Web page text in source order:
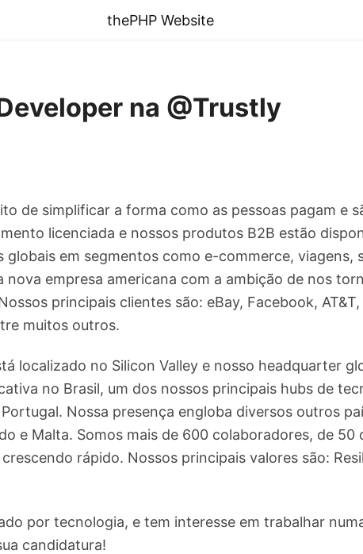
thePHP Website
na @Trustly
de simplificar a forma como as pessoas pagam e
licenciada e nossos produtos B2B estão
globais em segmentos como e-commerce, viagens,
nova empresa americana com a ambição de nos
principais clientes são: eBay, Facebook,
muitos outros.
localizado no Silicon Valley e nosso headquarter
no Brasil, um dos nossos principais hubs de
Nossa presença engloba diversos outros
e Malta. Somos mais de 600 colaboradores, de 50
rápido. Nossos principais valores são:
por tecnologia, e tem interesse em trabalhar
candidatura!